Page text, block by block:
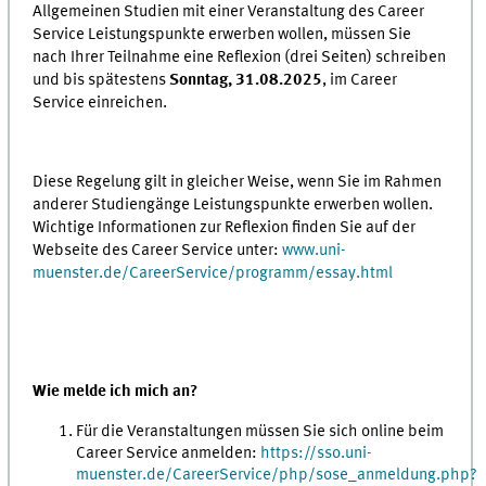
Allgemeinen Studien mit einer Veranstaltung des Career
Service Leistungspunkte erwerben wollen, müssen Sie
nach Ihrer Teilnahme eine Reflexion (drei Seiten) schreiben
und bis spätestensSonntag, 31.08.2025, im Career
Service einreichen.
Diese Regelung gilt in gleicher Weise, wenn Sie im Rahmen
anderer Studiengänge Leistungspunkte erwerben wollen.
Wichtige Informationen zur Reflexion finden Sie auf der
Webseite des Career Service unter:www.uni-
muenster.de/CareerService/programm/essay.html
Wie melde ich mich an?
Für die Veranstaltungen müssen Sie sich online beim
Career Service anmelden: https://sso.uni-
muenster.de/CareerService/php/sose_anmeldung.php?